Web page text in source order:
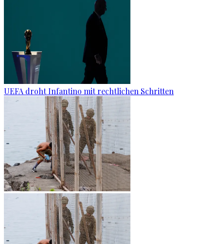
UEFA droht Infantino mit rechtlichen Schritten